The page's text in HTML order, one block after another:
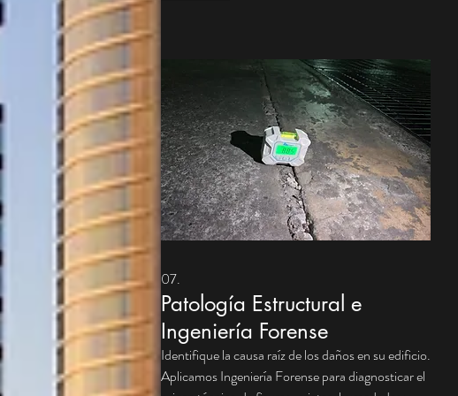
07.
Patología Estructural e
Ingeniería Forense
Identifique la causa raíz de los daños en su edificio.
Aplicamos Ingeniería Forense para diagnosticar el